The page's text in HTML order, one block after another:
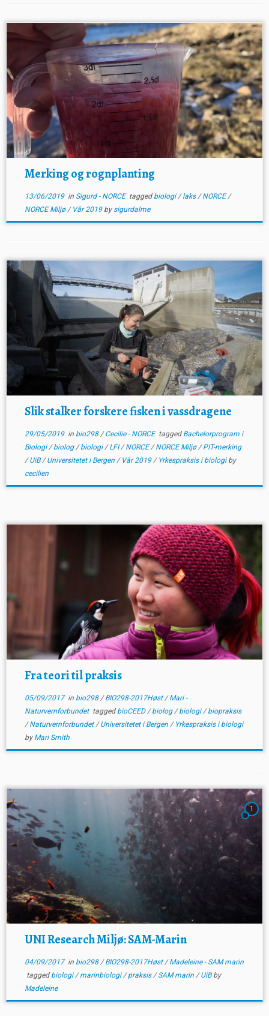
Merking og rognplanting
13/06/2019in Sigurd - NORCE tagged biologi/laks/NORCE/
NORCE Miljø/ Vår 2019 by sigurdalme
Slik stalker forskere fisken i vassdragene
29/05/2019in bio298/Cecilie - NORCE tagged Bachelorprogram i
Biologi/biolog/biologi/LFI/NORCE/NORCE Miljø/PIT-merking
/UiB/Universitetet i Bergen / Vår 2019/ Yrkespraksis i biologi by
cecilien
Fra teori til praksis
05/09/2017in bio298/BIO298-2017Høst/Mari -
Naturvernforbundet tagged bioCEED/biolog/biologi/biopraksis
/Naturvernforbundet/Universitetet i Bergen / Yrkespraksis i biologi
by Mari Smith
1
UNI Research Miljø: SAM-Marin
04/09/2017in bio298/BIO298-2017Høst/Madeleine - SAM marin
tagged biologi/marinbiologi/praksis/SAM marin /UiBby
Madeleine